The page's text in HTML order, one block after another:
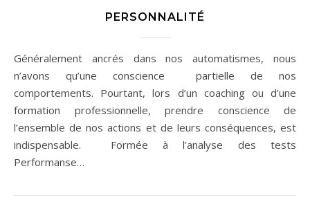
PERSONNALITÉ
Généralement ancrés dans nos automatismes, nous
n’avons qu’une conscience partielle de nos
comportements. Pourtant, lors d’un coaching ou d’une
formation professionnelle, prendre conscience de
l’ensemble de nos actions et de leurs conséquences, est
indispensable. Formée à l’analyse des tests
Performanse…